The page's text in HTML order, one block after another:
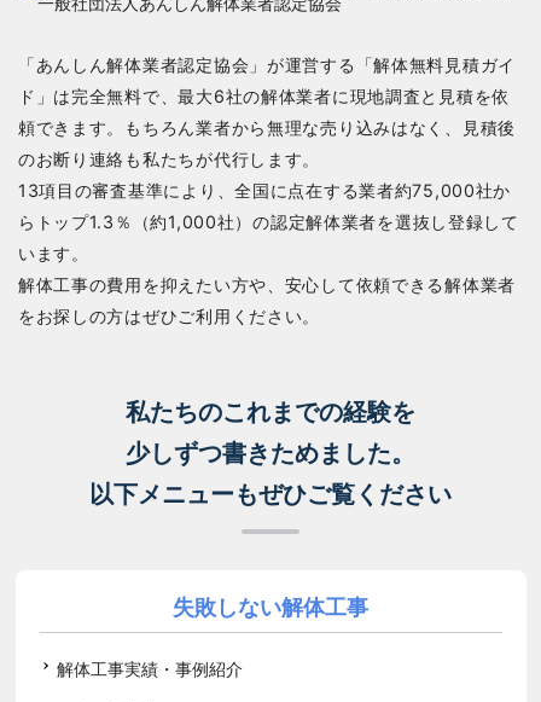
「あんしん解体業者認定協会」が運営する「解体無料見積ガイ
ド」は完全無料で、最大6社の解体業者に現地調査と見積を依
頼できます。もちろん業者から無理な売り込みはなく、見積後
のお断り連絡も私たちが代行します。
13項目の審査基準により、全国に点在する業者約75,000社か
らトップ1.3％（約1,000社）の認定解体業者を選抜し登録して
います。
解体工事の費用を抑えたい方や、安心して依頼できる解体業者
をお探しの方はぜひご利用ください。
私たちのこれまでの経験を
少しずつ書きためました。
以下メニューもぜひご覧ください
失敗しない解体工事
解体工事実績・事例紹介